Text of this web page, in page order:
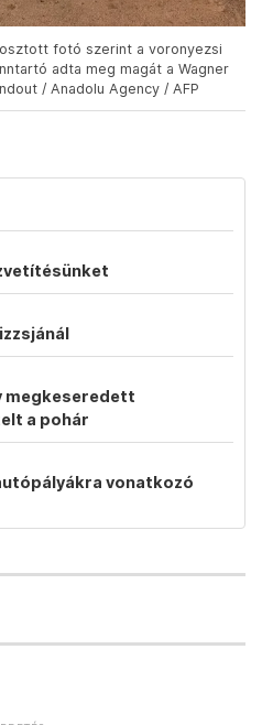
fotó szerint a voronyezsi
adta meg magát a Wagner
/ Anadolu Agency / AFP
megkeseredett
a pohár
vonatkozó